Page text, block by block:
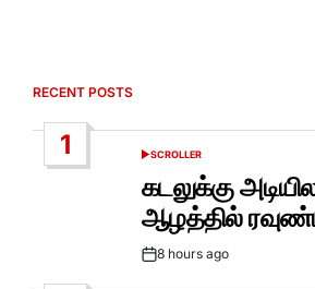
RECENT POSTS
1
POSTED
SCROLLER
கடலுக்கு
ஆழத்தில்
Post8 hours ago